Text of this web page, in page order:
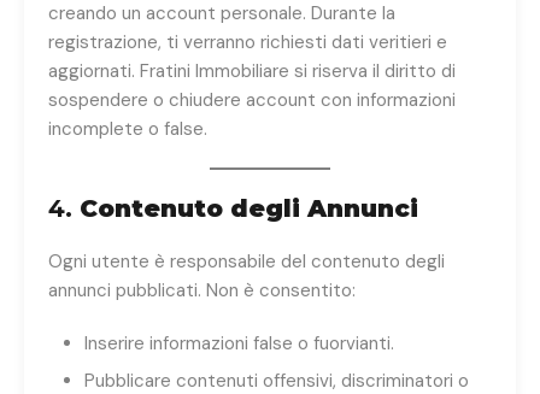
creando un account personale. Durante la
registrazione, ti verranno richiesti dati veritieri e
aggiornati. Fratini Immobiliare si riserva il diritto di
sospendere o chiudere account con informazioni
incomplete o false.
4. Contenuto degli Annunci
Ogni utente è responsabile del contenuto degli
annunci pubblicati. Non è consentito:
Inserire informazioni false o fuorvianti.
Pubblicare contenuti offensivi, discriminatori o